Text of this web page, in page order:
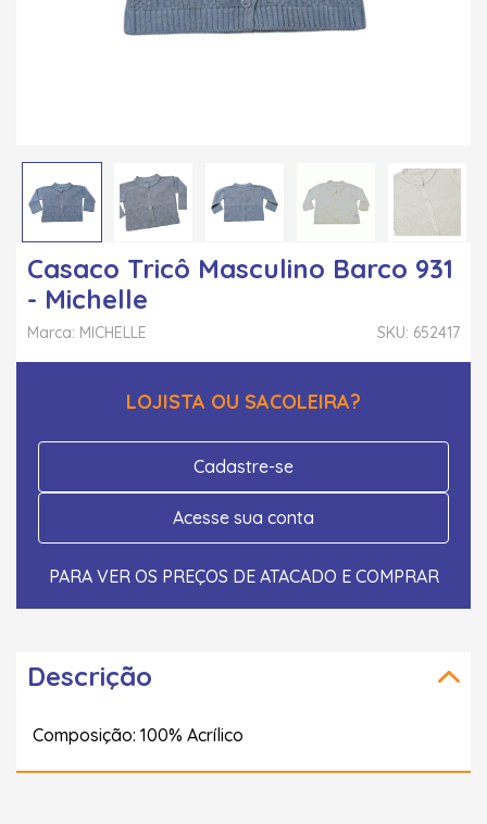
Casaco Tricô Masculino Barco 931
- Michelle
SKU: 652417
Marca: MICHELLE
LOJISTA OU SACOLEIRA?
Cadastre-se
Acesse sua conta
PARA VER OS PREÇOS DE ATACADO E COMPRAR
Descrição
Composição: 100% Acrílico